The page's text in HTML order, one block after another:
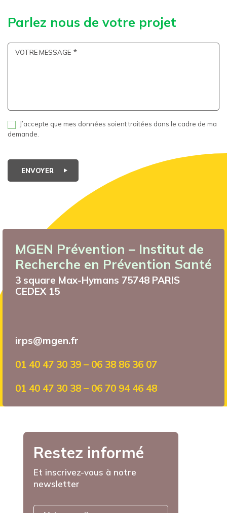
Parlez nous de votre projet
VOTRE MESSAGE
J’accepte que mes données soient traitées dans le cadre de ma
demande.
ENVOYER
MGEN Prévention – Institut de
Recherche en Prévention Santé
3 square Max-Hymans 75748 PARIS
CEDEX 15
irps@mgen.fr
01 40 47 30 39 – 06 38 86 36 07
01 40 47 30 38 – 06 70 94 46 48
Restez informé
Et inscrivez-vous à notre
newsletter